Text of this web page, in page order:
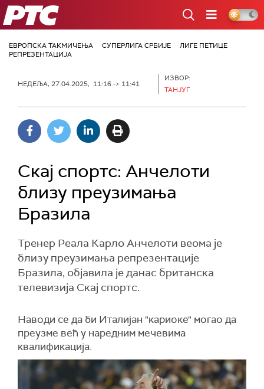
РТС
ЕВРОПСКА ТАКМИЧЕЊА СУПЕРЛИГА СРБИЈЕ
ЛИГЕ ПЕТИЦЕ
РЕПРЕЗЕНТАЦИЈА
НЕДЕЉА, 27.04.2025, 11:16 -> 11:41
ИЗВОР:
ТАНЈУГ
Скај спортс: Анчелоти
близу преузимања
Бразила
Тренер Реала Карло Анчелоти веома је
близу преузимања репрезентације
Бразила, објавила је данас британска
телевизија Скај спортс.
Наводи се да би Италијан "кариоке" могао да
преузме већ у наредним мечевима
квалификација.